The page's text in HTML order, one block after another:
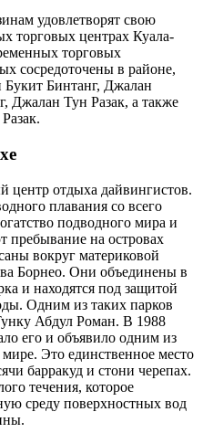
удовлетворят свою
торговых центрах Куала-
торговых
сосредоточены в районе,
Бинтанг, Джалан
Джалан Тун Разак, а также
центр отдыха дайвингистов.
плавания со всего
подводного мира и
пребывание на островах
вокруг материковой
Борнео. Они объединены в
и находятся под защитой
Одним из таких парков
Абдул Роман. В 1988
его и объявило одним из
Это единственное место
барракуд и стони черепах.
течения, которое
среду поверхностных вод